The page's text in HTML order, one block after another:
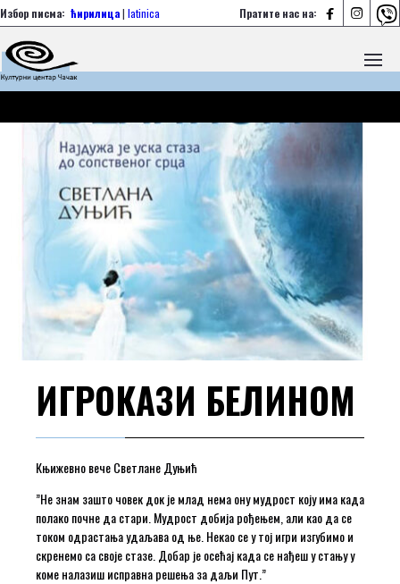
Пратите нас на:   
Избор писма: ћирилица| latinica
ИГРОКАЗИ БЕЛИНОМ
Књижевно вече Светлане Дуњић
”Не знам зашто човек док је млад нема ону мудрост коју има када
полако почне да стари. Мудрост добија рођењем, али као да се
током одрастања удаљава од ње. Некао се у тој игри изгубимо и
скренемо са своје стазе. Добар је осећај када се нађеш у стању у
коме налазиш исправна решења за даљи Пут.”